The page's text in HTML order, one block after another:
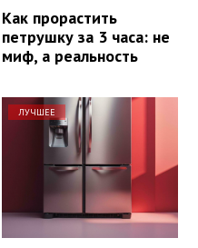
Как прорастить
петрушку за 3 часа: не
миф, а реальность
ЛУЧШЕЕ